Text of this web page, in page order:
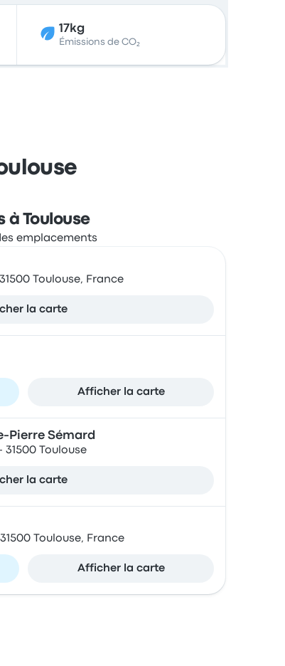
17kg
Émissions de CO₂
à Toulouse
Toulouse, France
la carte
Afficher la carte
Pierre Sémard
Toulouse
la carte
Toulouse, France
Afficher la carte